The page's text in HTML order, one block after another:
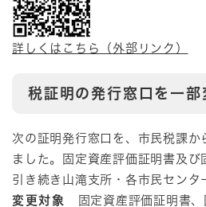
詳しくはこちら（外部リンク）
税証明の発行窓口を一部
次の証明発行窓口を、市民税課か
ました。固定資産評価証明書及び
引き続き山滝支所・各市民センタ
変更対象
固定資産評価証明書